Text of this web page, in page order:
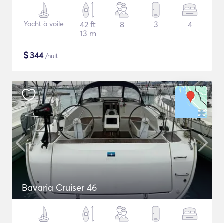
Yacht à voile
42 ft
13 m
8 3 4
$344/nuit
Bavaria Cruiser 46